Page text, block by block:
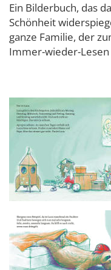
Ein Bilderbuch, das
Schönheit
ganze Familie, der
Immer-wieder-